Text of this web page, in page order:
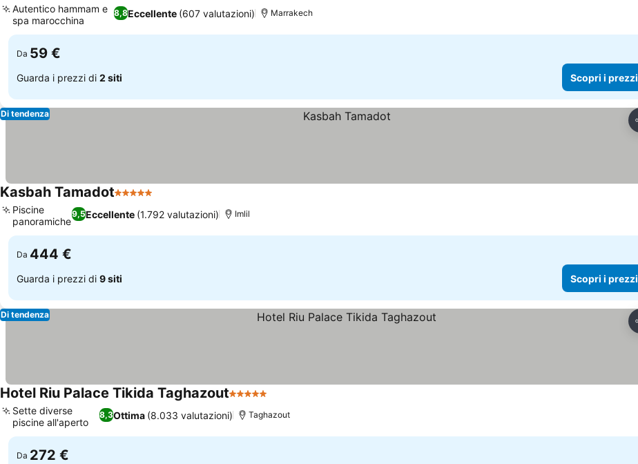
8,8Eccellente (607 valutazioni)
Autentico hammam e
spa marocchina
Marrakech
Da 59 €
Guarda i prezzi di 2 siti Scopri i prezzi
Di tendenza
Kasbah Tamadot5 Stelle
9,5Eccellente (1.792 valutazioni)
Piscine
panoramiche
Imlil
Da 444 €
Guarda i prezzi di 9 siti Scopri i prezzi
Di tendenza
Hotel Riu Palace Tikida Taghazout5 Stelle
8,3Ottima (8.033 valutazioni)
Sette diverse
piscine all'aperto
Taghazout
Da 272 €